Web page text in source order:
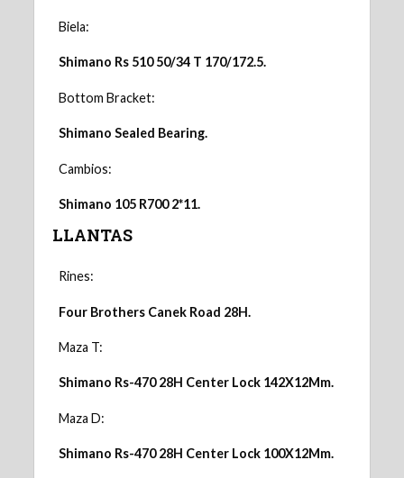
Biela:
Shimano Rs 510 50/34 T 170/172.5.
Bottom Bracket:
Shimano Sealed Bearing.
Cambios:
Shimano 105 R700 2*11.
LLANTAS
Rines:
Four Brothers Canek Road 28H.
Maza T:
Shimano Rs-470 28H Center Lock 142X12Mm.
Maza D:
Shimano Rs-470 28H Center Lock 100X12Mm.